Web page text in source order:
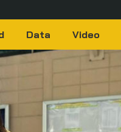
Data Video